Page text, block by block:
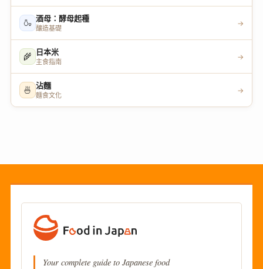
🍶 酒母：酵母起種
釀造基礎
→
🌾 日本米
主食指南
→
🍜 沾麵
麵食文化
→
Your complete guide to Japanese food